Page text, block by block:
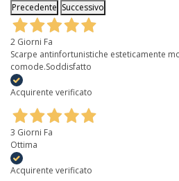
Precedente Successivo
2 Giorni Fa
Scarpe antinfortunistiche esteticamente
comode.Soddisfatto
Acquirente verificato
3 Giorni Fa
Ottima
Acquirente verificato